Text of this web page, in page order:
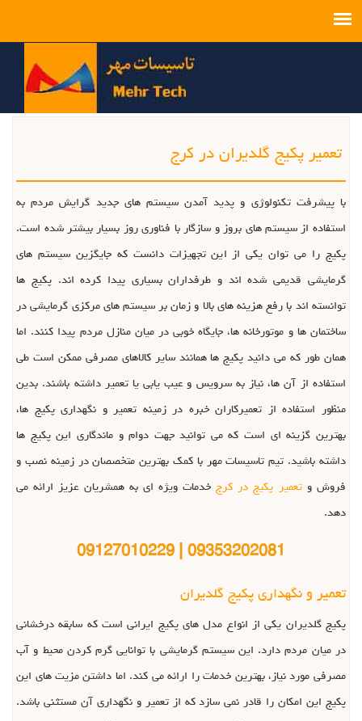
تعمیر پکیج گلدیران در کرج
با پیشرفت تکنولوژی و پدید آمدن سیستم های جدید گرایش مردم به
استفاده از سیستم های بروز و سازگار با فناوری روز بسیار بیشتر شده است.
پکیج را می توان یکی از این تجهیزات دانست که جایگزین سیستم های
گرمایشی قدیمی شده اند و طرفداران بسیاری پیدا کرده اند. پکیج ها
توانسته اند با رفع هزینه های بالا و زمان بر سیستم های مرکزی گرمایشی در
ساختمان ها و موتورخانه ها، جایگاه خوبی در میان منازل مردم پیدا کنند. اما
همان طور که می دانید پکیج ها همانند سایر کالاهای مصرفی ممکن است طی
استفاده از آن ها، نیاز به سرویس و عیب یابی یا تعمیر داشته باشند. بدین
منظور استفاده از تعمیرکاران خبره در زمینه تعمیر و نگهداری پکیج ها،
بهترین گزینه ای است که می توانید جهت دوام و ماندگاری این پکیج ها
داشته باشید. تیم تاسیسات مهر با کمک بهترین متخصصان در زمینه نصب و
فروش وتعمیر پکیج در کرجخدمات ویژه ای به همشریان عزیز ارائه می
دهد.
09353202081 | 09127010229
تعمیر و نگهداری پکیج گلدیران
پکیج گلدیران یکی از انواع مدل های پکیج ایرانی است که سابقه درخشانی
در میان مردم دارد. این سیستم گرمایشی با توانایی گرم کردن محیط و آب
مصرفی مورد نیاز، بهترین خدمات را ارائه می کند. اما داشتن مزیت های این
پکیج این امکان را قادر نمی سازد که از تعمیر و نگهداری آن مستثنی باشد.